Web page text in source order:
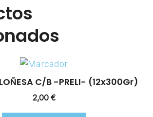
C/B -PRELI- (12x300Gr)
2,00 €